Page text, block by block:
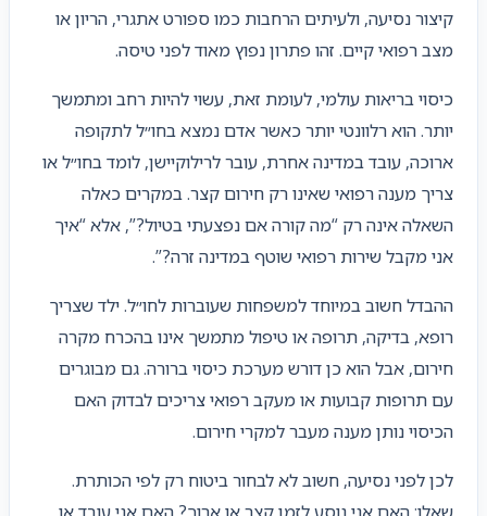
קיצור נסיעה, ולעיתים הרחבות כמו ספורט אתגרי, הריון או
מצב רפואי קיים. זהו פתרון נפוץ מאוד לפני טיסה.
כיסוי בריאות עולמי, לעומת זאת, עשוי להיות רחב ומתמשך
יותר. הוא רלוונטי יותר כאשר אדם נמצא בחו״ל לתקופה
ארוכה, עובד במדינה אחרת, עובר לרילוקיישן, לומד בחו״ל או
צריך מענה רפואי שאינו רק חירום קצר. במקרים כאלה
השאלה אינה רק “מה קורה אם נפצעתי בטיול?”, אלא “איך
אני מקבל שירות רפואי שוטף במדינה זרה?”.
ההבדל חשוב במיוחד למשפחות שעוברות לחו״ל. ילד שצריך
רופא, בדיקה, תרופה או טיפול מתמשך אינו בהכרח מקרה
חירום, אבל הוא כן דורש מערכת כיסוי ברורה. גם מבוגרים
עם תרופות קבועות או מעקב רפואי צריכים לבדוק האם
הכיסוי נותן מענה מעבר למקרי חירום.
לכן לפני נסיעה, חשוב לא לבחור ביטוח רק לפי הכותרת.
שאלו: האם אני נוסע לזמן קצר או ארוך? האם אני עובד או